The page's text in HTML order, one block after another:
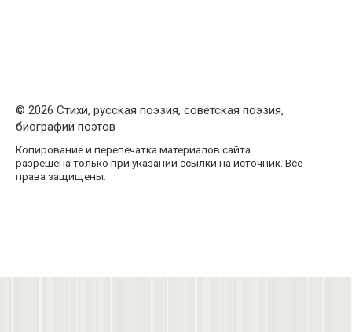
© 2026 Стихи, русская поэзия, советская поэзия,
биографии поэтов
Копирование и перепечатка материалов сайта
разрешена только при указании ссылки на источник. Все
права защищены.